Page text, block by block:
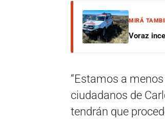
MIRÁ
Voraz
“Estamos a
ciudadanos de
tendrán que